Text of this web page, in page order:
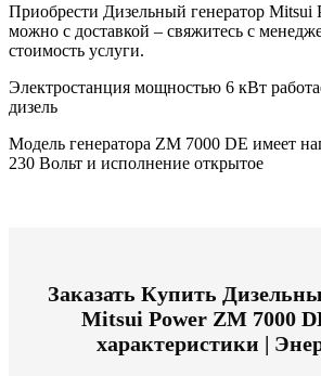
Приобрести Дизельный генератор Mitsui
можно с доставкой – свяжитесь с
стоимость услуги.
Электростанция мощностью 6 кВт
дизель
Модель генератора ZM 7000 DE имеет
230 Вольт и исполнение открытое
Заказать Купить
Mitsui Power ZM 7000
характеристики |